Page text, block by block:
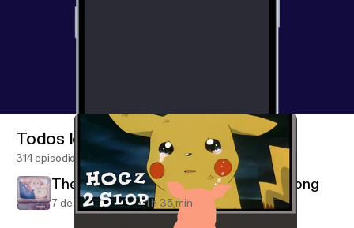
Todos los episodios
314 episodios
The Master of Disguise (2002) slop-along
7 de ago de 2026 1 h 35 min